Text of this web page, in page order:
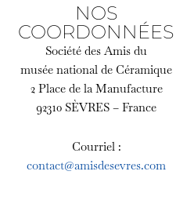
NOS
COORDONNÉES
Société des Amis du
musée national de Céramique
2 Place de la Manufacture
92310 SÈVRES – France
Courriel :
contact@amisdesevres.com